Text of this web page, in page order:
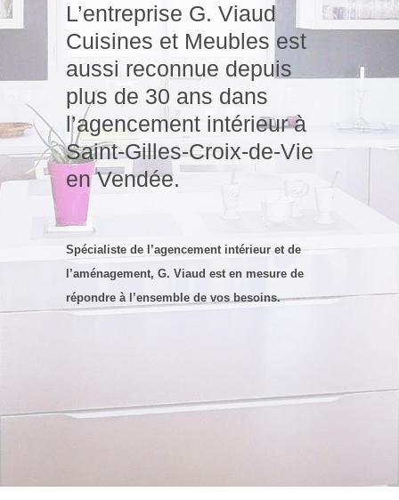
L’entreprise G. Viaud
Cuisines et Meubles est
aussi reconnue depuis
plus de 30 ans dans
l’agencement intérieur à
Saint-Gilles-Croix-de-Vie
en Vendée.
Spécialiste de l’agencement intérieur et de
l’aménagement, G. Viaud est en mesure de
répondre à l’ensemble de vos besoins.